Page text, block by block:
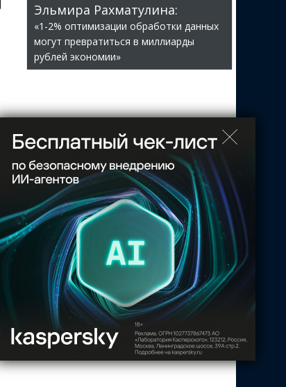
Эльмира Рахматулина:
«1-2% оптимизации обработки данных
могут превратиться в миллиарды
рублей экономии»